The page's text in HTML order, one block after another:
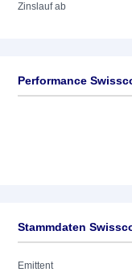
Zinslauf ab
Performance
Stammdaten
Emittent